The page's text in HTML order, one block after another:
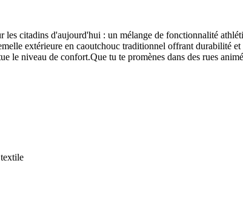
les citadins d'aujourd'hui : un mélange de fonctionnalité
extérieure en caoutchouc traditionnel offrant durabilité
le niveau de confort.Que tu te promènes dans des rues